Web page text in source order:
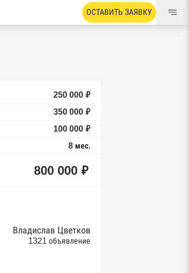
ОСТАВИТЬ ЗАЯВКУ
250 000 ₽
350 000 ₽
100 000 ₽
8 мес.
800 000 ₽
Владислав Цветков
1321 объявление